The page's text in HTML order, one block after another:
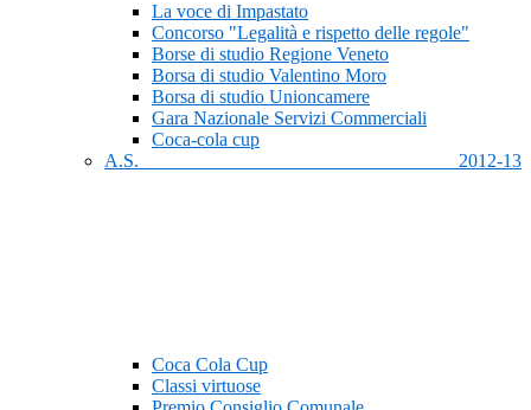
La voce di Impastato
Concorso "Legalità e rispetto delle regole"
Borse di studio Regione Veneto
Borsa di studio Valentino Moro
Borsa di studio Unioncamere
Gara Nazionale Servizi Commerciali
Coca-cola cup
A.S. 2012-13
Coca Cola Cup
Classi virtuose